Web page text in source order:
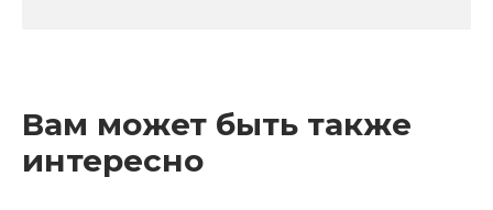
Вам может быть также
интересно